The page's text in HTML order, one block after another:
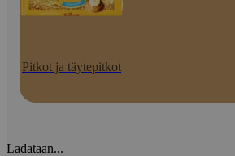
Pitkot ja täytepitkot
Ladataan...